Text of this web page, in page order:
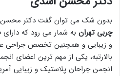
بدون شک می توان گفت دکتر
چربی تهران به شمار می رود که
و زیبایی و همچنین تخصص جراحی
بالارتبه، یکی از مهم ترین اعضای
انجمن جراحان پلاستیک و زیبایی